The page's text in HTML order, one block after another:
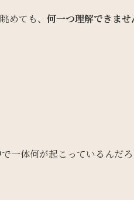
めても、何一つ理解できませ
一体何が起こっているんだ